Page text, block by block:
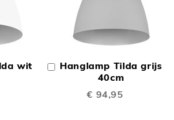
wit
Hanglamp Tilda grijs
40cm
€ 94,95
In
Winkelwagen